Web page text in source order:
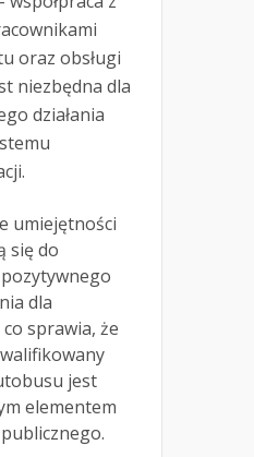
oraz obsługi
niezbędna dla
działania
umiejętności
się do
dla
sprawia, że
jest
elementem